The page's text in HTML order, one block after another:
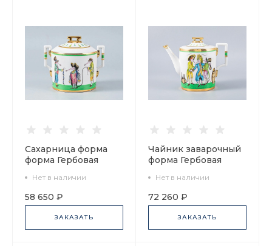
Сахарница форма
форма Гербовая
воришки арт.
80.54329.00.1
Нет в наличии
58 650 ₽
ЗАКАЗАТЬ
Чайник заварочный
форма Гербовая
воришки арт.
80.54328.00.1
Нет в наличии
72 260 ₽
ЗАКАЗАТЬ